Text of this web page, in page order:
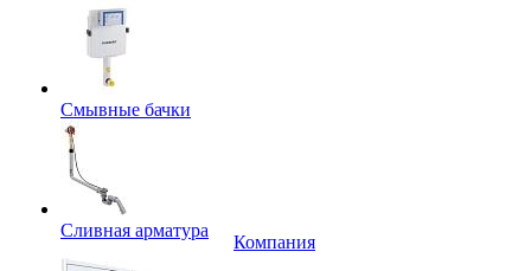
Смывные бачки
Сливная арматура
Компания